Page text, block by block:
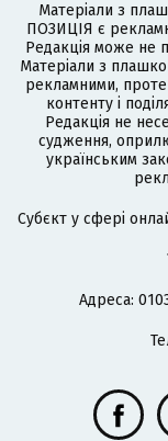
Матеріали з
ПОЗИЦІЯ є
Редакція може не
Матеріали з
рекламними, проте
контенту і
Редакція не
судження,
українським
Cубєкт у сфері
Адреса: